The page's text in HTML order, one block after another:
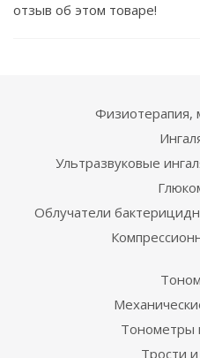
отзыв об этом товаре!
Физиотерапия,
Ультразвуковые
Облучатели
Тонометры
Трости